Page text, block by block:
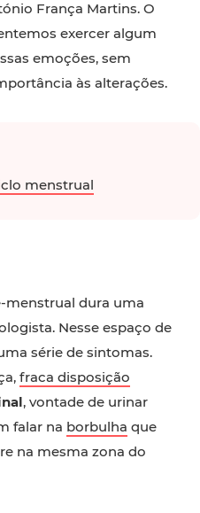
França Martins. O
exercer algum
emoções, sem
às alterações.
menstrual
menstrual dura uma
Nesse espaço de
série de sintomas.
fraca disposição
, vontade de urinar
falar na borbulha que
na mesma zona do